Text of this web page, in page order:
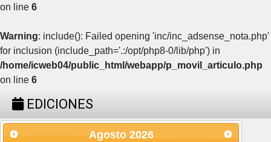
on line 6
Warning: include(): Failed opening 'inc/inc_adsense_nota.php'
for inclusion (include_path='.:/opt/php8-0/lib/php') in
/home/icweb04/public_html/webapp/p_movil_articulo.php
on line 6
EDICIONES
Agosto 2026